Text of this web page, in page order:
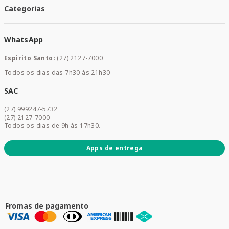
Santa Mais Convenios
Meus Pedidos
Categorias
Saúde e Bem-estar
Mamães e Bebê
Dermocosméticos
Promoções
WhatsApp
Espirito Santo: (27) 2127-7000
Todos os dias das 7h30 às 21h30
SAC
(27) 999247-5732
(27) 2127-7000
Todos os dias de 9h às 17h30.
Apps de entrega
Fromas de pagamento